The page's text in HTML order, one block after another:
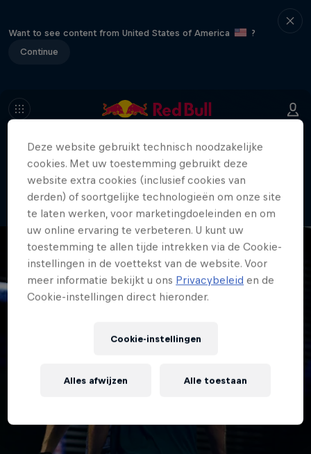
Want to see content from United States of America
?
Continue
404
Sorry, deze pagina is helaas niet meer
beschikbaar.
Deze website gebruikt technisch noodzakelijke
cookies. Met uw toestemming gebruikt deze
website extra cookies (inclusief cookies van
derden) of soortgelijke technologieën om onze site
te laten werken, voor marketingdoeleinden en om
uw online ervaring te verbeteren. U kunt uw
toestemming te allen tijde intrekken via de Cookie-
instellingen in de voettekst van de website. Voor
meer informatie bekijkt u ons Privacybeleid en de
Cookie-instellingen direct hieronder.
Cookie-instellingen
Alles afwijzen Alle toestaan